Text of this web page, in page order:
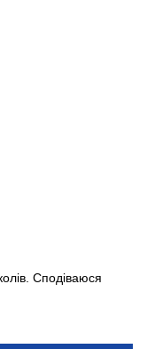
Сподіваюся